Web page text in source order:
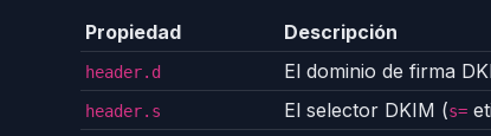
Propiedad Descripción
header.d El dominio de firma
header.s El selector DKIM (s=